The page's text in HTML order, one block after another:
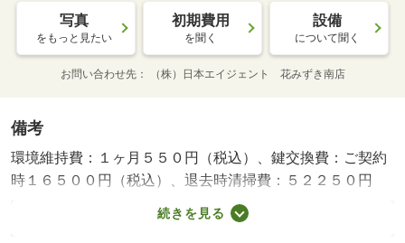
写真
をもっと見たい
初期費用
を聞く
設備
について聞く
お問い合わせ先 （株）日本エイジェント 花みずき南店
備考
環境維持費：１ヶ月５５０円（税込）、鍵交換費：ご契約
時１６５００円（税込）、退去時清掃費：５２２５０円
（税込）、インターネット利用料：有料、更新手数料：１
６５００円（税込）、保証委託料：必要、引落手数料：５
続きを見る